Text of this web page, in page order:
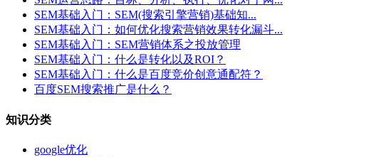
SEM基础入门：SEM(搜索引擎营销)基础知...
SEM基础入门：如何优化搜索营销效果转化漏斗...
SEM基础入门：SEM营销体系之投放管理
SEM基础入门：什么是转化以及ROI？
SEM基础入门：什么是百度竞价创意通配符？
百度SEM搜索推广是什么？
知识分类
google优化